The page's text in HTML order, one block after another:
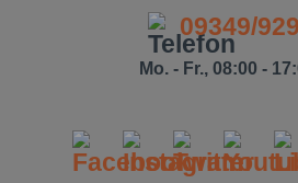
Ich habe die
genommen.*
09349/
Mo. - Fr., 08:00 -